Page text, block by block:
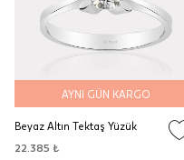
AYNI GÜN KARGO
Beyaz Altın Tektaş Yüzük
22.385 ₺